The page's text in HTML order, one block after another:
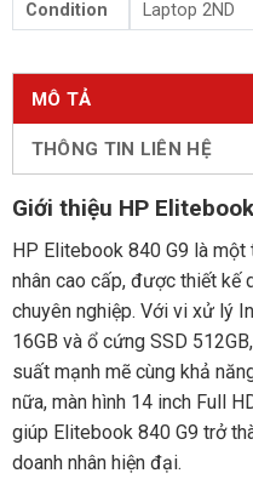
MÔ TẢ
THÔNG TIN LIÊN HỆ
Giới thiệu HP
HP Elitebook 840 G9 là
nhân cao cấp, được thiết kế
chuyên nghiệp. Với vi xử lý
16GB và ổ cứng SSD
suất mạnh mẽ cùng khả
nữa, màn hình 14 inch Full
giúp Elitebook 840 G9 trở
doanh nhân hiện đại.
Condition
Laptop 2ND